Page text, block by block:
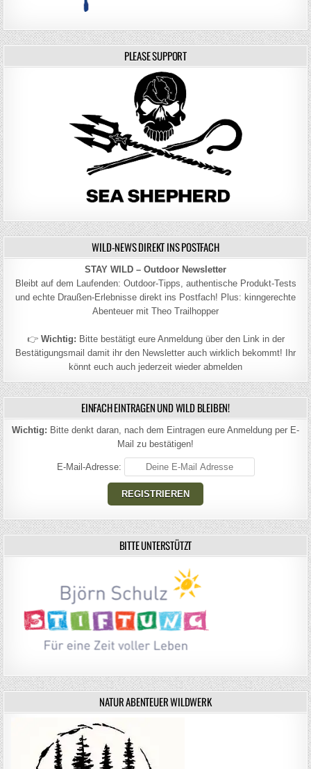
PLEASE SUPPORT
WILD-NEWS DIREKT INS POSTFACH
STAY WILD – Outdoor Newsletter
Bleibt auf dem Laufenden: Outdoor-Tipps, authentische Produkt-Tests
und echte Draußen-Erlebnisse direkt ins Postfach! Plus: kinngerechte
Abenteuer mit Theo Trailhopper
👉 Wichtig: Bitte bestätigt eure Anmeldung über den Link in der
Bestätigungsmail damit ihr den Newsletter auch wirklich bekommt! Ihr
könnt euch auch jederzeit wieder abmelden
EINFACH EINTRAGEN UND WILD BLEIBEN!
Wichtig: Bitte denkt daran, nach dem Eintragen eure Anmeldung per E-
Mail zu bestätigen!
E-Mail-Adresse:
BITTE UNTERSTÜTZT
NATUR ABENTEUER WILDWERK